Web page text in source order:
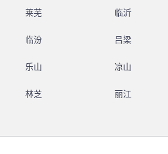
莱芜 临沂
临汾 吕梁
乐山 凉山
林芝 丽江